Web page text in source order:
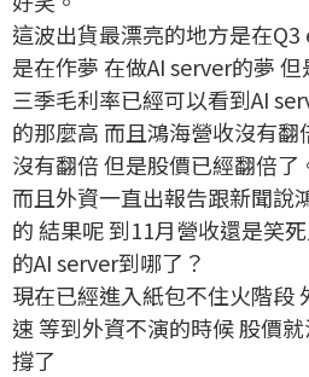
這波出貨最漂亮的地方是在
是在作夢 在做AI server的夢 但
三季毛利率已經可以看到AI
的那麼高 而且鴻海營收沒有翻
沒有翻倍 但是股價已經翻倍了
而且外資一直出報告跟新聞說
的 結果呢 到11月營收還是笑
的AI server到哪了？
現在已經進入紙包不住火階段
速 等到外資不演的時候 股價
撐了